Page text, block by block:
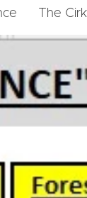
The